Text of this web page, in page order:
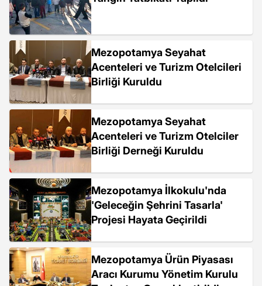
Mezopotamya Seyahat
Acenteleri ve Turizm Otelcileri
Birliği Kuruldu
Mezopotamya Seyahat
Acenteleri ve Turizm Otelciler
Birliği Derneği Kuruldu
Mezopotamya İlkokulu'nda
'Geleceğin Şehrini Tasarla'
Projesi Hayata Geçirildi
Mezopotamya Ürün Piyasası
Aracı Kurumu Yönetim Kurulu